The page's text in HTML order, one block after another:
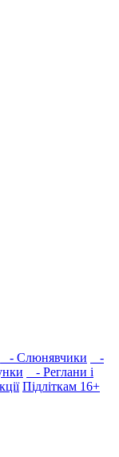
- Слюнявчики
-
- Реглани і
Підліткам 16+